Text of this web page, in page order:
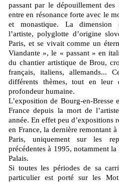
passant par le dépouillement
entre en résonance forte avec le
et monastique. La dimension
l’artiste, polyglotte d’origine
Paris, et se vivait comme un
Viandante », le « passant » en
du chantier artistique de Brou,
français, italiens, allemands...
différents thèmes, tout en leur
profondeur humaine.
L’exposition de Bourg-en-Bresse
France depuis la mort de
année. En effet peu d’expositions
en France, la dernière remontant
Paris, uniquement sur les
précédentes à 1995, notamment
Palais.
Si toutes les périodes de sa
particulier est porté sur les